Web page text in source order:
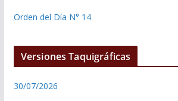
Orden del Día N° 14
Versiones Taquigráficas
30/07/2026